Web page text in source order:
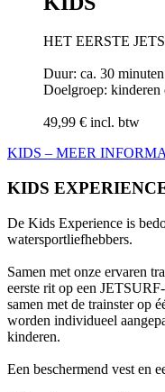
HET EERSTE
Duur: ca. 30 minuten
Doelgroep: kinderen
49,99 € incl. btw
KIDS – MEER
KIDS
De Kids Experience is
watersportliefhebbers.
Samen met onze ervaren
eerste rit op een
samen met de trainster op
worden individueel
kinderen.
Een beschermend vest en